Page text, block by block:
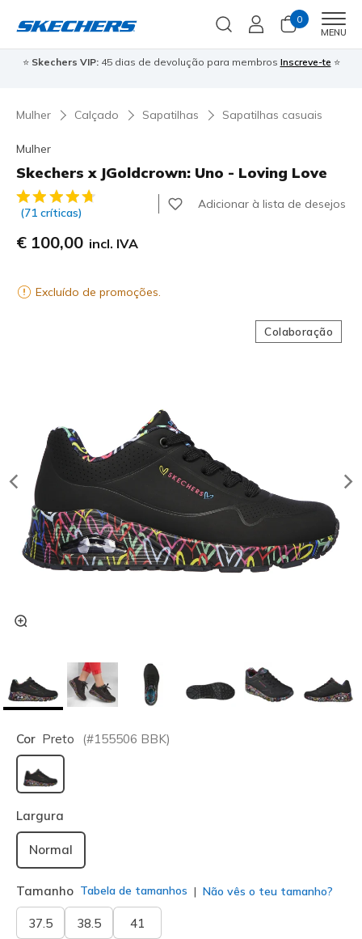
0
MENU
⭐ Skechers VIP:45 dias de devolução para membros Inscreve-te ⭐
Mulher Calçado Sapatilhas Sapatilhas casuais
Mulher
Skechers x JGoldcrown: Uno - Loving Love
3$3 de 5 – Classificação do cliente
(71 críticas)
Adicionar à lista de desejos
€ 100,00 incl. IVA
Excluído de promoções.
Colaboração
Cor Preto (#155506 BBK)
selecionado
Largura
Normal
Tamanho Tabela de tamanhos Não vês o teu tamanho?
37.5 38.5 41